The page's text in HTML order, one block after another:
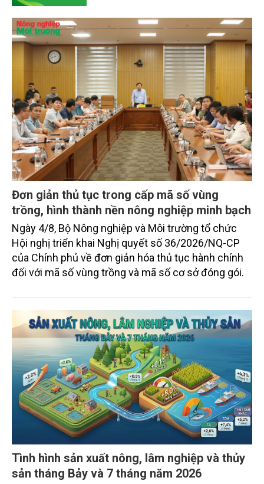
Đơn giản thủ tục trong cấp mã số vùng
trồng, hình thành nền nông nghiệp minh bạch
Ngày 4/8, Bộ Nông nghiệp và Môi trường tổ chức
Hội nghị triển khai Nghị quyết số 36/2026/NQ-CP
của Chính phủ về đơn giản hóa thủ tục hành chính
đối với mã số vùng trồng và mã số cơ sở đóng gói.
Tình hình sản xuất nông, lâm nghiệp và thủy
sản tháng Bảy và 7 tháng năm 2026